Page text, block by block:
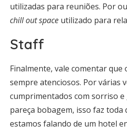
utilizadas para reuniões. Por
chill out space utilizado para
Staff
Finalmente, vale comentar
sempre atenciosos. Por várias
cumprimentados com sorriso e
pareça bobagem, isso faz toda
estamos falando de um hotel